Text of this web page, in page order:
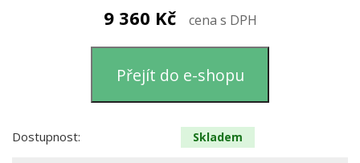
9 360 Kč cena s DPH
Přejít do e-shopu
Dostupnost: Skladem